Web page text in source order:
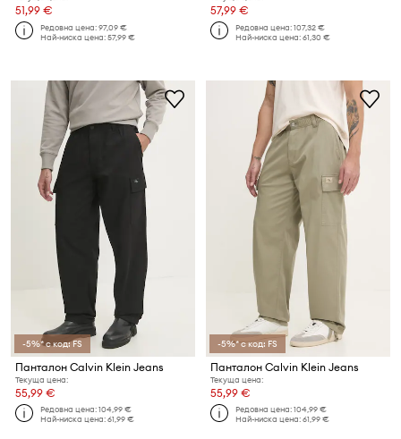
51,99 €
Редовна цена:97,09 €
Най-ниска цена:57,99 €
57,99 €
Редовна цена:107,32 €
Най-ниска цена:61,30 €
-5%* с код: FS
Панталон Calvin Klein Jeans
Текуща цена:
55,99 €
Редовна цена:104,99 €
Най-ниска цена:61,99 €
-5%* с код: FS
Панталон Calvin Klein Jeans
Текуща цена:
55,99 €
Редовна цена:104,99 €
Най-ниска цена:61,99 €